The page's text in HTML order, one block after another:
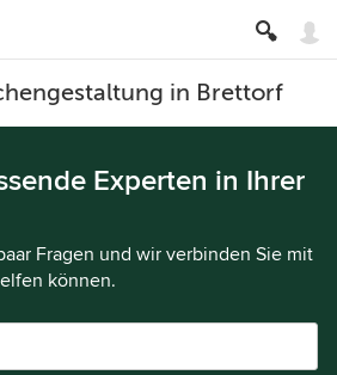
in Brettorf
Experten in Ihrer
Fragen und wir verbinden Sie mit
können.